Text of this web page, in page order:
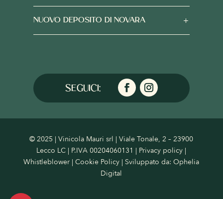
NUOVO DEPOSITO DI NOVARA
© 2025 | Vinicola Mauri srl | Viale Tonale, 2 – 23900
Lecco LC | P.IVA 00204060131 | Privacy policy |
Whistleblower |Cookie Policy | Sviluppato da:Ophelia
Digital